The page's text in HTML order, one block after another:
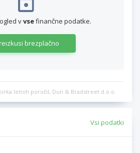
vvsefinančne podatke.
brezplačno
letnih poročil, Dun & Bradstreet d.o.o.
Vsi podatki